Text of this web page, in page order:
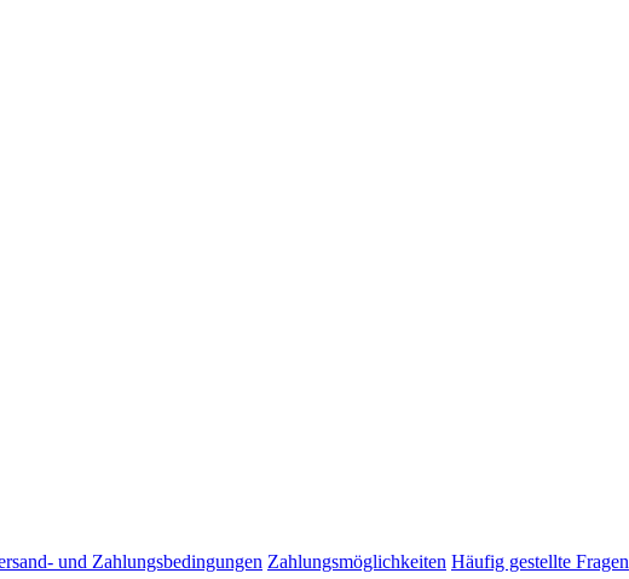
und Zahlungsbedingungen Zahlungsmöglichkeiten Häufig gestellte Fragen